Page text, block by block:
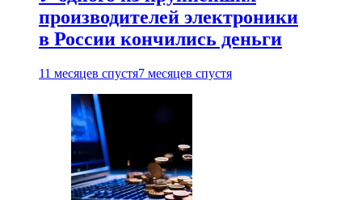
производителей электроники
в России кончились деньги
11 месяцев спустя7 месяцев спустя